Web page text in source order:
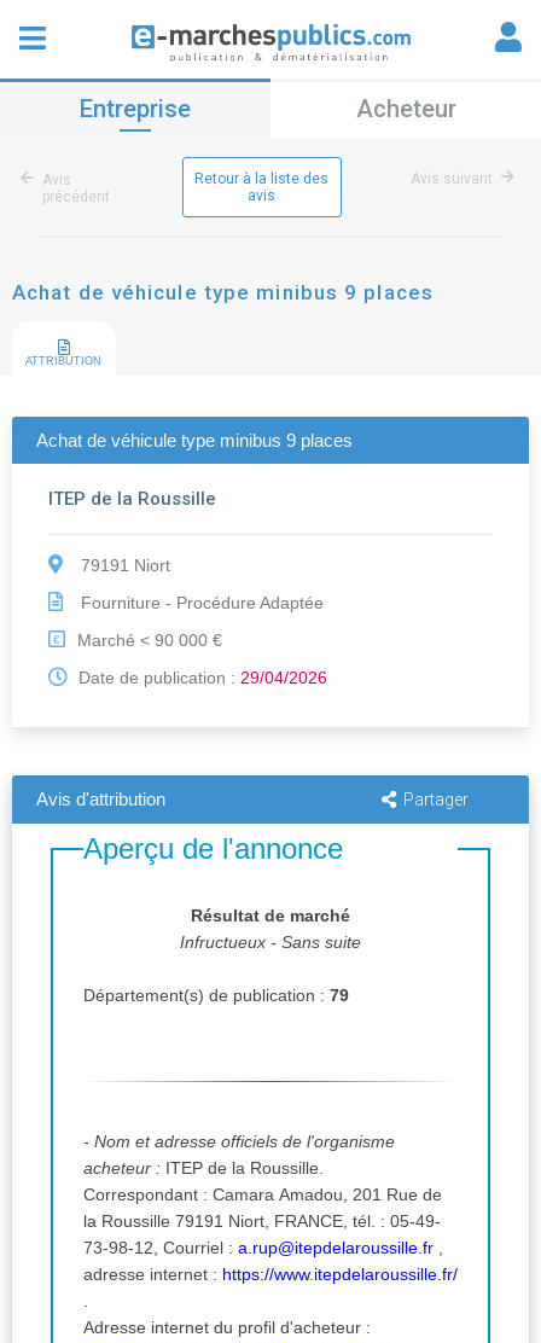
Entreprise Acheteur
Avis
précédent
Retour à la liste des
avis
Avis suivant
Achat de véhicule type minibus 9 places
ATTRIBUTION
Achat de véhicule type minibus 9 places
ITEP de la Roussille
79191 Niort
Fourniture - Procédure Adaptée
€
Marché < 90 000 €
Date de publication : 29/04/2026
Avis d'attribution Partager
Aperçu de l'annonce
Résultat de marché
Infructueux - Sans suite
Département(s) de publication : 79
- Nom et adresse officiels de l'organisme
acheteur : ITEP de la Roussille.
Correspondant : Camara Amadou, 201 Rue de
la Roussille 79191 Niort, FRANCE, tél. : 05-49-
73-98-12, Courriel : a.rup@itepdelaroussille.fr ,
adresse internet : https://www.itepdelaroussille.fr/
.
Adresse internet du profil d'acheteur :